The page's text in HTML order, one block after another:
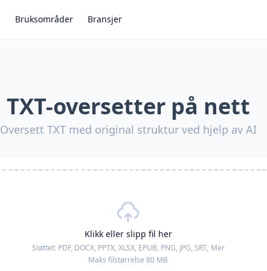
Bruksområder Bransjer
TXT-oversetter på nett
Oversett TXT med original struktur ved hjelp av AI
Klikk eller slipp fil her
Støttet: PDF, DOCX, PPTX, XLSX, EPUB, PNG, JPG, SRT, Mer
Maks filstørrelse 80 MB